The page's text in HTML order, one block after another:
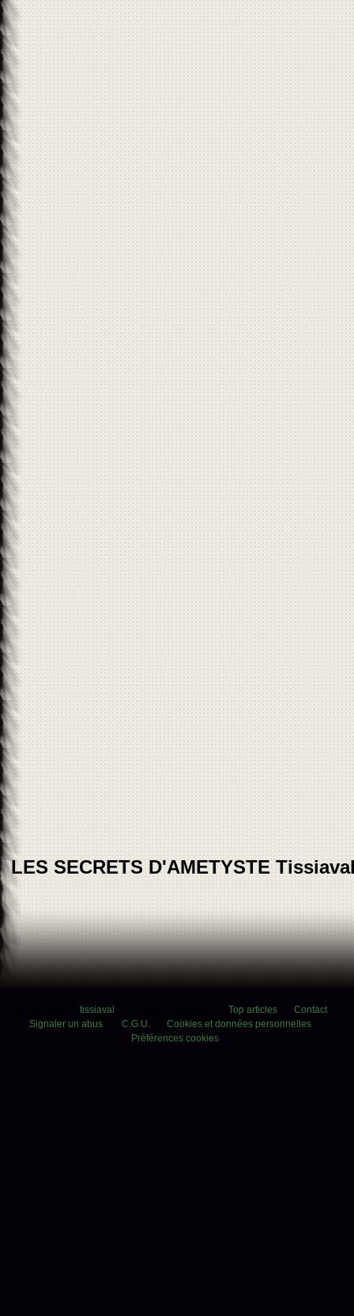
LES SECRETS D'AMETYSTE
tissiaval Top articles
Contact
Signaler un abus
C.G.U.
Cookies et données personnelles
Préférences cookies